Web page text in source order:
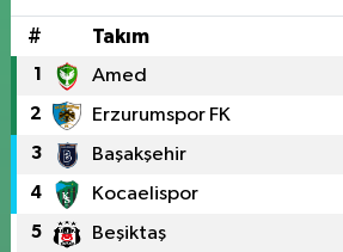
# Takım
1 Amed
2 Erzurumspor FK
3 Başakşehir
4 Kocaelispor
5 Beşiktaş